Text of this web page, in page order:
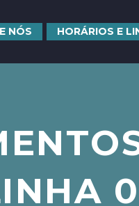
NÓS HORÁRIOS E